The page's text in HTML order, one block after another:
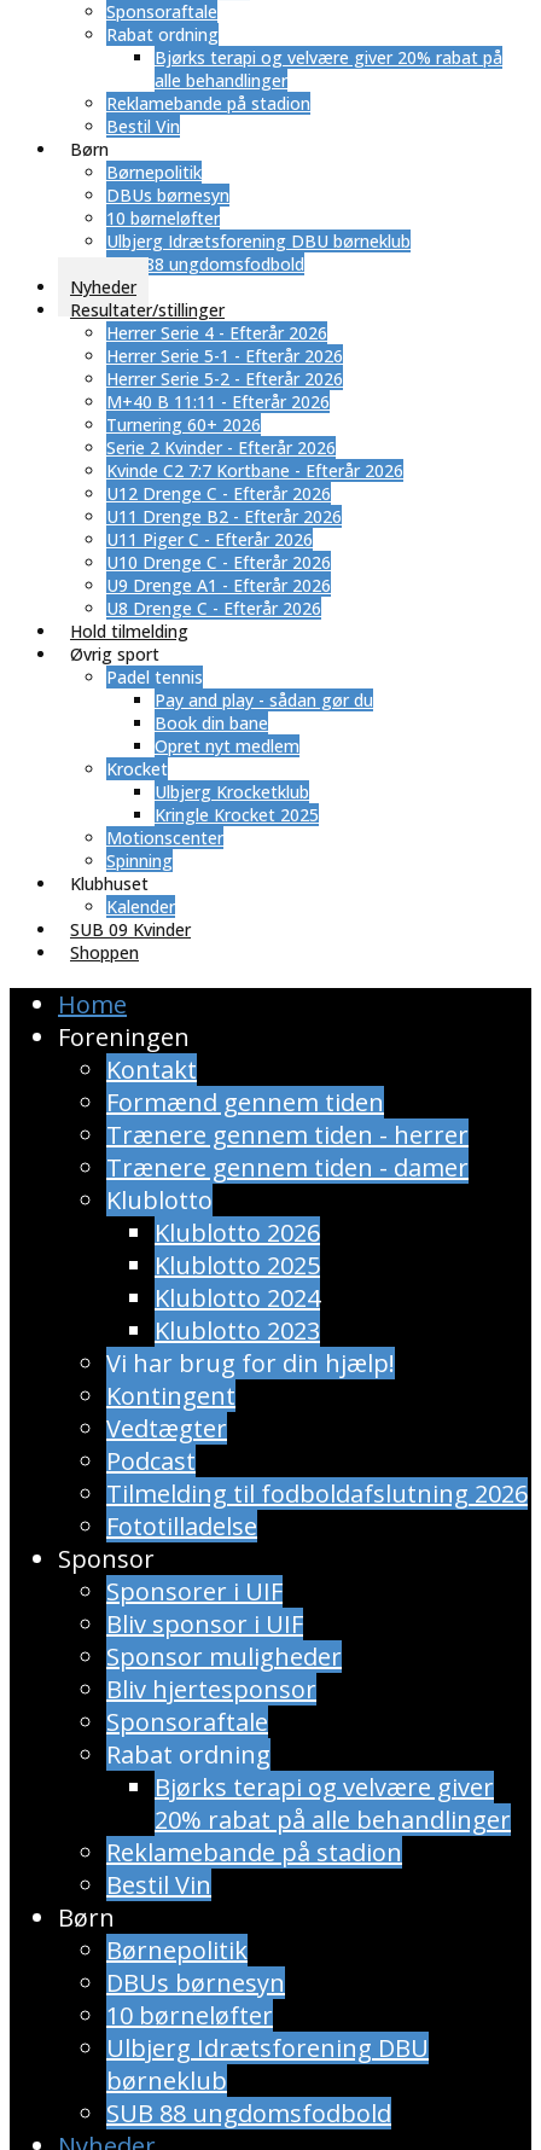
Sponsoraftale
Rabat ordning
​Bjørks terapi og velvære giver 20% rabat på
alle behandlinger
Reklamebande på stadion
Bestil Vin
Børn
Børnepolitik
DBUs børnesyn
10 børneløfter
Ulbjerg Idrætsforening DBU børneklub
SUB 88 ungdomsfodbold
Nyheder
Resultater/stillinger
Herrer Serie 4 - Efterår 2026
Herrer Serie 5-1 - Efterår 2026
Herrer Serie 5-2 - Efterår 2026
M+40 B 11:11 - Efterår 2026
Turnering 60+ 2026
Serie 2 Kvinder - Efterår 2026
Kvinde C2 7:7 Kortbane - Efterår 2026
U12 Drenge C - Efterår 2026
U11 Drenge B2 - Efterår 2026
U11 Piger C - Efterår 2026
U10 Drenge C - Efterår 2026
U9 Drenge A1 - Efterår 2026
U8 Drenge C - Efterår 2026
Hold tilmelding
Øvrig sport
Padel tennis
Pay and play - sådan gør du
Book din bane
Opret nyt medlem
Krocket
Ulbjerg Krocketklub
Kringle Krocket 2025
Motionscenter
Spinning
Klubhuset
Kalender
SUB 09 Kvinder
Shoppen
Home
Foreningen
Kontakt
Formænd gennem tiden
Trænere gennem tiden - herrer
Trænere gennem tiden - damer
Klublotto
Klublotto 2026
Klublotto 2025
Klublotto 2024
Klublotto 2023
Vi har brug for din hjælp!
Kontingent
Vedtægter
Podcast
Tilmelding til fodboldafslutning 2026
Fototilladelse
Sponsor
Sponsorer i UIF
Bliv sponsor i UIF
Sponsor muligheder
Bliv hjertesponsor
Sponsoraftale
Rabat ordning
​Bjørks terapi og velvære giver
20% rabat på alle behandlinger
Reklamebande på stadion
Bestil Vin
Børn
Børnepolitik
DBUs børnesyn
10 børneløfter
Ulbjerg Idrætsforening DBU
børneklub
SUB 88 ungdomsfodbold